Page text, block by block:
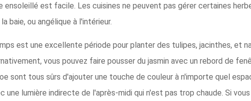
ensoleillé est facile. Les cuisines ne peuvent pas gérer certaines
baie, ou angélique à l'intérieur.
est une excellente période pour planter des tulipes, jacinthes, et
vous pouvez faire pousser du jasmin avec un rebord de
sont tous sûrs d'ajouter une touche de couleur à n'importe quel
une lumière indirecte de l'après-midi qui n'est pas trop chaude. Si